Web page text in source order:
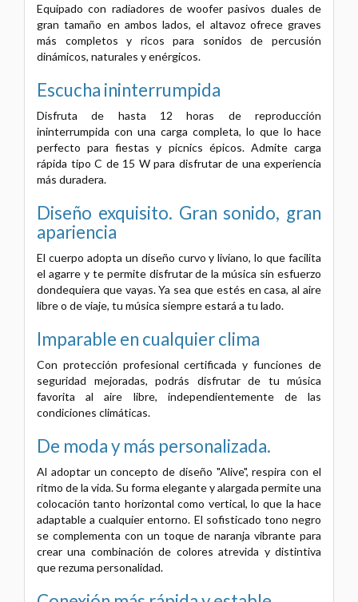
Equipado con radiadores de woofer pasivos duales de
gran tamaño en ambos lados, el altavoz ofrece graves
más completos y ricos para sonidos de percusión
dinámicos, naturales y enérgicos.
Escucha ininterrumpida
Disfruta de hasta 12 horas de reproducción
ininterrumpida con una carga completa, lo que lo hace
perfecto para fiestas y picnics épicos. Admite carga
rápida tipo C de 15 W para disfrutar de una experiencia
más duradera.
Diseño exquisito. Gran sonido, gran
apariencia
El cuerpo adopta un diseño curvo y liviano, lo que facilita
el agarre y te permite disfrutar de la música sin esfuerzo
dondequiera que vayas. Ya sea que estés en casa, al aire
libre o de viaje, tu música siempre estará a tu lado.
Imparable en cualquier clima
Con protección profesional certificada y funciones de
seguridad mejoradas, podrás disfrutar de tu música
favorita al aire libre, independientemente de las
condiciones climáticas.
De moda y más personalizada.
Al adoptar un concepto de diseño "Alive", respira con el
ritmo de la vida. Su forma elegante y alargada permite una
colocación tanto horizontal como vertical, lo que la hace
adaptable a cualquier entorno. El sofisticado tono negro
se complementa con un toque de naranja vibrante para
crear una combinación de colores atrevida y distintiva
que rezuma personalidad.